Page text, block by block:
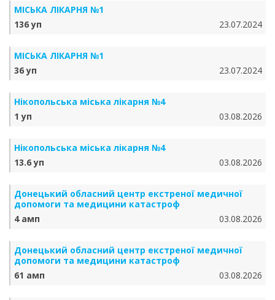
МІСЬКА ЛІКАРНЯ №1
136 уп
23.07.2024
МІСЬКА ЛІКАРНЯ №1
36 уп
23.07.2024
Нікопольська міська лікарня №4
1 уп
03.08.2026
Нікопольська міська лікарня №4
13.6 уп
03.08.2026
Донецький обласний центр екстреної медичної
допомоги та медицини катастроф
4 амп
03.08.2026
Донецький обласний центр екстреної медичної
допомоги та медицини катастроф
61 амп
03.08.2026